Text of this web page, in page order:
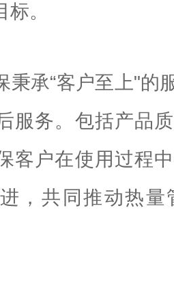
。
秉承“客户至上"的
服务。包括产品
客户在使用过程
，共同推动热